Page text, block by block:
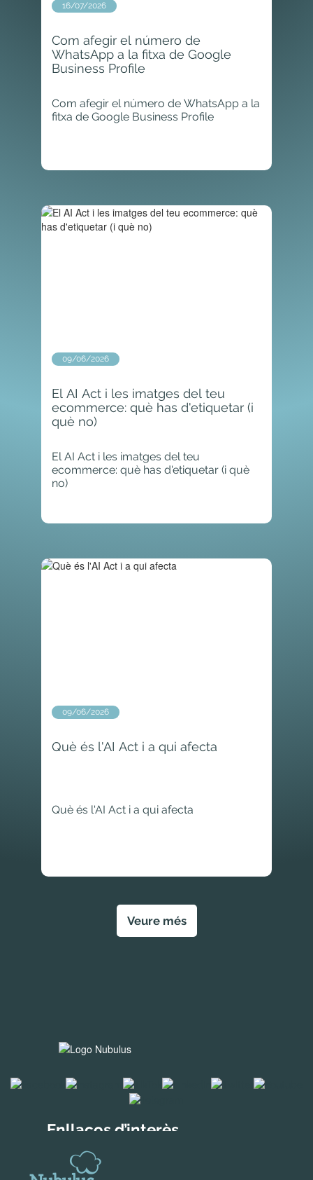
Com afegir el número de
WhatsApp a la fitxa de Google
Business Profile
16/07/2026
Com afegir el número de WhatsApp a la
fitxa de Google Business Profile
El AI Act i les imatges del teu
ecommerce: què has d'etiquetar (i
què no)
09/06/2026
El AI Act i les imatges del teu
ecommerce: què has d'etiquetar (i què
no)
Què és l'AI Act i a qui afecta
09/06/2026
Què és l'AI Act i a qui afecta
Veure més
Enllaços d’interès
Solucions per a empreses